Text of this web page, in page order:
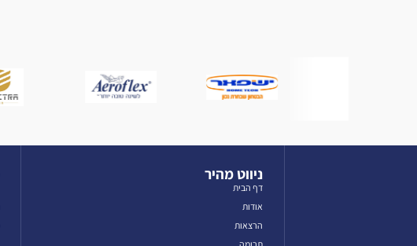
ניווט מהיר
דף הבית
אודות
הרצאות